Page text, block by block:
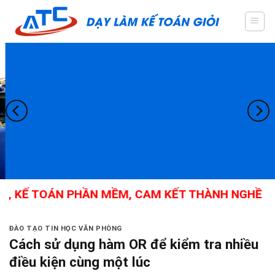
content
TOÁN PHẦN MỀM, CAM KẾT THÀNH NGHỀ
ĐÀO TẠO TIN HỌC VĂN PHÒNG
Cách sử dụng hàm OR để kiểm tra nhiều
điều kiện cùng một lúc